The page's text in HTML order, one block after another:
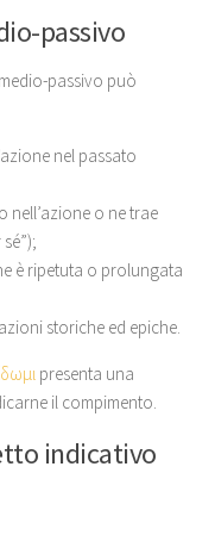
passivo
passivo può
nel passato
nell’azione o ne trae
è ripetuta o prolungata
storiche ed epiche.
presenta una
il compimento.
indicativo